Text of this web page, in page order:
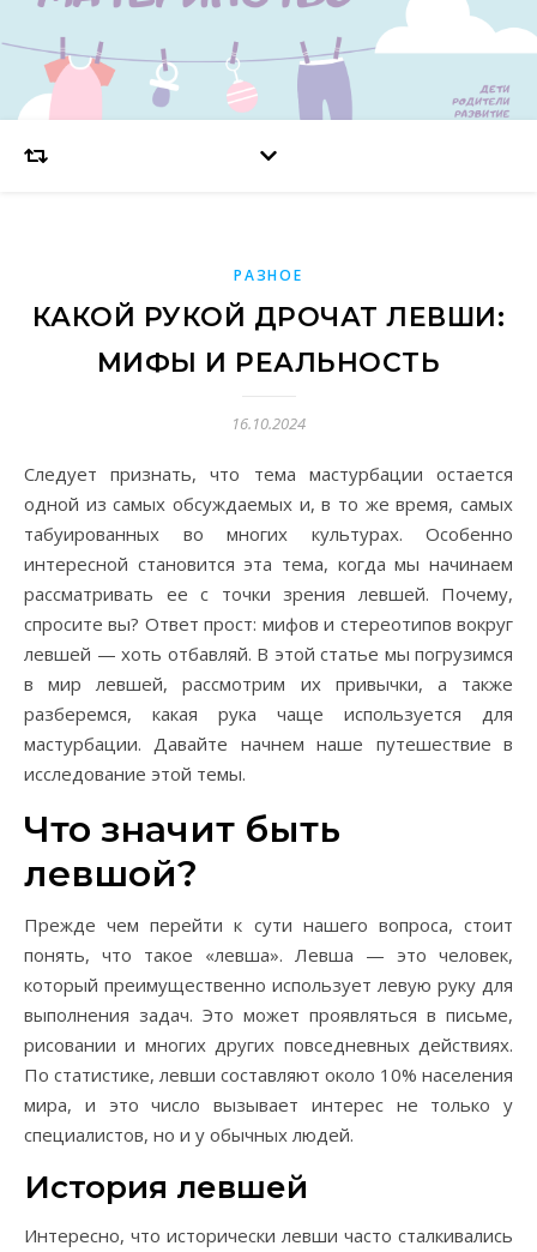
РАЗНОЕ
КАКОЙ РУКОЙ ДРОЧАТ ЛЕВШИ:
МИФЫ И РЕАЛЬНОСТЬ
16.10.2024
Следует признать, что тема мастурбации остается
одной из самых обсуждаемых и, в то же время, самых
табуированных во многих культурах. Особенно
интересной становится эта тема, когда мы начинаем
рассматривать ее с точки зрения левшей. Почему,
спросите вы? Ответ прост: мифов и стереотипов вокруг
левшей — хоть отбавляй. В этой статье мы погрузимся
в мир левшей, рассмотрим их привычки, а также
разберемся, какая рука чаще используется для
мастурбации. Давайте начнем наше путешествие в
исследование этой темы.
Что значит быть
левшой?
Прежде чем перейти к сути нашего вопроса, стоит
понять, что такое «левша». Левша — это человек,
который преимущественно использует левую руку для
выполнения задач. Это может проявляться в письме,
рисовании и многих других повседневных действиях.
По статистике, левши составляют около 10% населения
мира, и это число вызывает интерес не только у
специалистов, но и у обычных людей.
История левшей
Интересно, что исторически левши часто сталкивались